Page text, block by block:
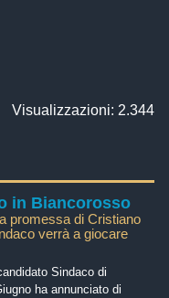
Visualizzazioni: 2.344
in Biancorosso
promessa di Cristiano
verrà a giocare
Sindaco di
ha annunciato di